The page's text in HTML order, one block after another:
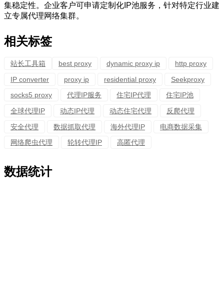
集稳定性。企业客户可申请定制化IP池服务，针对特定行业建
立专属代理网络集群。
相关标签
站长工具箱 best proxy dynamic proxy ip
http proxy
IP converter
proxy ip residential proxy
Seekproxy
socks5 proxy
代理IP服务 住宅IP代理
住宅IP池
全球代理IP
动态IP代理 动态住宅代理
反爬代理
安全代理
数据抓取代理 海外代理IP
电商数据采集
网络爬虫代理
轮转代理IP 高匿代理
数据统计